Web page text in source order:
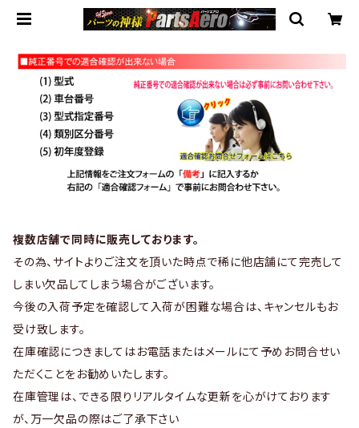
複数店舗で同時に販売しております。
その為、サイトよりご注文を頂いた時点で稀に他店舗にて完売して
しまい欠品してしまう場合がございます。
今後の入荷予定を確認して入荷が困難な場合は、キャンセルもお
受け致します。
在庫確認につきましてはお電話またはメールにて予めお問合せい
ただくことをお勧めいたします。
在庫管理は、できる限りリアルタイムな更新を心がけております
が、万一欠品の際はご了承下さい